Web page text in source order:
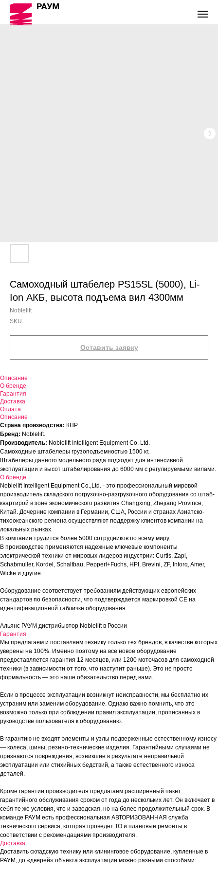
Самоходный штабелер PS15SL (5000), Li-
Ion АКБ, высота подъема вил 4300мм
Noblelift
SKU:
Оставить заявку
Описание
О бренде
Гарантия
Доставка
Оплата
Описание
Страна производства: КНР.
Бренд: Noblelift.
Производитель: Noblelift Intelligent Equipment Co. Ltd.
Самоходные штабелеры грузоподъемностью 1500 кг.
Штабелеры данного модельного ряда подходят для интенсивной
эксплуатации и высот штабелирования до 6000 мм с регулируемыми вилами.
О бренде
Noblelift Intelligent Equipment Co.,Ltd. - это профессиональный мировой
производитель складского погрузочно-разгрузочного оборудования со штаб-
квартирой в зоне экономического развития Changxing, Zhejiang Province,
Китай. Дочерние компании в Германии, США, России и странах Азиатско-
тихоокеанского региона осуществляют поддержку клиентов компании на
локальных рынках.
В компании трудится более 5000 сотрудников по всему миру.
В производстве применяются надежные ключевые компоненты
электрической техники от мировых лидеров индустрии: Curtis, Zapi,
Schabmuller, Kordel, Schaltbau, Pepperl+Fuchs, HPI, Brevini, ZF, Intorq, Amer,
Wicke и другие.
Оборудование соответствует требованиям действующих европейских
стандартов по безопасности, что подтверждается маркировкой СЕ на
идентификационной табличке оборудования.
Альянс РАУМ дистрибьютор Noblelift в России
Гарантия
Мы предлагаем и поставляем технику только тех брендов, в качестве которых
уверены на 100%. Именно поэтому на все новое оборудование
предоставляется гарантия 12 месяцев, или 1200 моточасов для самоходной
техники (в зависимости от того, что наступит раньше). Это не просто
формальность — это наше обязательство перед вами.
Если в процессе эксплуатации возникнут неисправности, мы бесплатно их
устраним или заменим оборудование. Однако важно помнить, что это
возможно только при соблюдении правил эксплуатации, прописанных в
руководстве пользователя к оборудованию.
В гарантию не входят элементы и узлы подверженные естественному износу
— колеса, шины, резино-технические изделия. Гарантийными случаями не
признаются повреждения, возникшие в результате неправильной
эксплуатации или стихийных бедствий, а также естественного износа
деталей.
Кроме гарантии производителя предлагаем расширенный пакет
гарантийного обслуживания сроком от года до нескольких лет. Он включает в
себя те же условия, что и заводская, но на более продолжительный срок. В
команде РАУМ есть профессиональная АВТОРИЗОВАННАЯ служба
технического сервиса, которая проведет ТО и плановые ремонты в
соответствии с рекомендациями производителя.
Доставка
Доставить складскую технику или клининговое оборудование, купленные в
РАУМ, до «дверей» объекта эксплуатации можно разными способами: